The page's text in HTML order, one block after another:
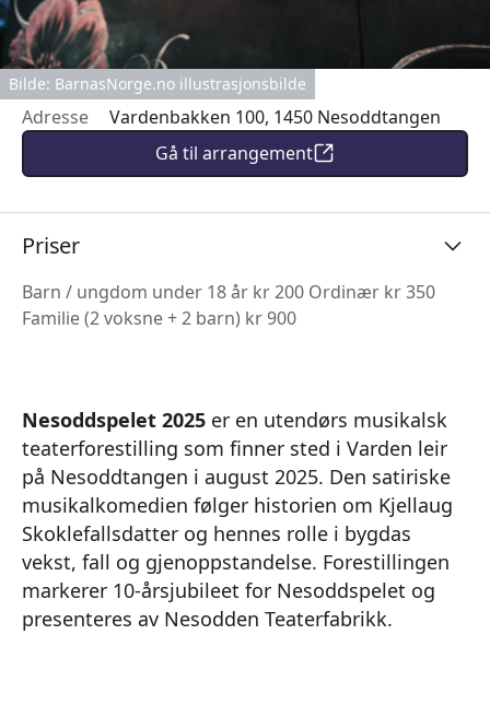
Bilde: BarnasNorge.no illustrasjonsbilde
Adresse
Vardenbakken 100, 1450 Nesoddtangen
Gå til arrangement
Priser
Barn / ungdom under 18 år kr 200 Ordinær kr 350
Familie (2 voksne + 2 barn) kr 900
Nesoddspelet 2025 er en utendørs musikalsk
teaterforestilling som finner sted i Varden leir
på Nesoddtangen i august 2025. Den satiriske
musikalkomedien følger historien om Kjellaug
Skoklefallsdatter og hennes rolle i bygdas
vekst, fall og gjenoppstandelse. Forestillingen
markerer 10-årsjubileet for Nesoddspelet og
presenteres av Nesodden Teaterfabrikk.